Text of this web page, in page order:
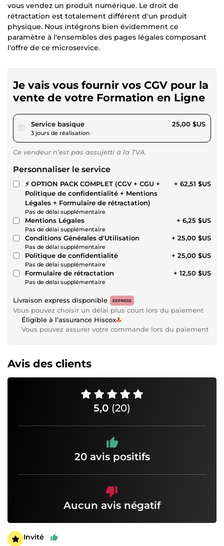
vous vendez un produit numérique. Le droit de
rétractation est totalement différent d'un produit
physique. Nous intégrons bien évidemment ce
paramètre à l'ensembles des pages légales composant
l'offre de ce microservice.
Je vais vous fournir vos CGV pour la
vente de votre Formation en Ligne
Service basiquepour 23,04 $US
3 jours de réalisation
25,00 $US
Ce vendeur n’est pas assujetti à la TVA.
Personnaliser le service
⚡ OPTION PACK COMPLET (CGV + CGU +
Politique de confidentialité + Mentions
Légales + Formulaire de rétractation)
Pas de délai supplémentaire
+ 62,51 $US
Mentions Légales
Pas de délai supplémentaire
+ 6,25 $US
Conditions Générales d'Utilisation
Pas de délai supplémentaire
+ 25,00 $US
Politique de confidentialité
Pas de délai supplémentaire
+ 25,00 $US
Formulaire de rétractation
Pas de délai supplémentaire
+ 12,50 $US
Livraison express disponible EXPRESS
Vous pouvez choisir un délai plus court lors du paiement
Éligible à l’assurance Hiscox
Vous pouvez assurer votre commande lors du paiement
Avis des clients
5,0 (20)
20 avis positifs
Aucun avis négatif
Invité